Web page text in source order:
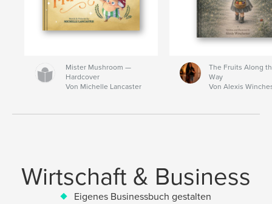
Mister Mushroom —
Hardcover
Von Michelle Lancaster
The Fruits Along
Way
Von Alexis
Wirtschaft & Business
Eigenes Businessbuch gestalten